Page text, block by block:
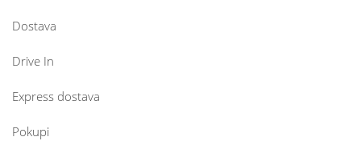
Dostava
Drive In
Express dostava
Pokupi